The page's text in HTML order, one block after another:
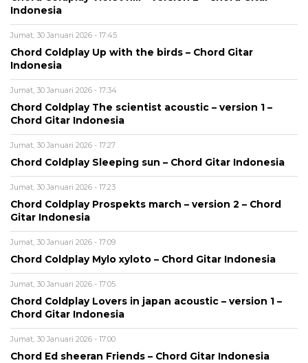
Indonesia
Jumat, 30 Januari 2026 - 17:45
Chord Coldplay Up with the birds – Chord Gitar
Indonesia
Jumat, 30 Januari 2026 - 17:34
Chord Coldplay The scientist acoustic – version 1 –
Chord Gitar Indonesia
Jumat, 30 Januari 2026 - 17:27
Chord Coldplay Sleeping sun – Chord Gitar Indonesia
Jumat, 30 Januari 2026 - 17:23
Chord Coldplay Prospekts march – version 2 – Chord
Gitar Indonesia
Jumat, 30 Januari 2026 - 17:09
Chord Coldplay Mylo xyloto – Chord Gitar Indonesia
Jumat, 30 Januari 2026 - 17:05
Chord Coldplay Lovers in japan acoustic – version 1 –
Chord Gitar Indonesia
Jumat, 30 Januari 2026 - 17:00
Chord Ed sheeran Friends – Chord Gitar Indonesia